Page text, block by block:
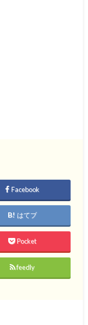
Facebook
はてブ
Pocket
feedly